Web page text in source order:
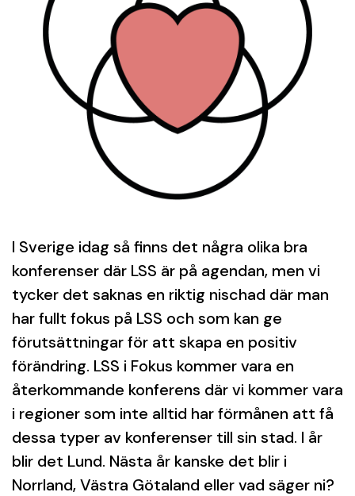
I Sverige idag så finns det några olika bra
konferenser där LSS är på agendan, men vi
tycker det saknas en riktig nischad där man
har fullt fokus på LSS och som kan ge
förutsättningar för att skapa en positiv
förändring. LSS i Fokus kommer vara en
återkommande konferens där vi kommer vara
i regioner som inte alltid har förmånen att få
dessa typer av konferenser till sin stad. I år
blir det Lund. Nästa år kanske det blir i
Norrland, Västra Götaland eller vad säger ni?